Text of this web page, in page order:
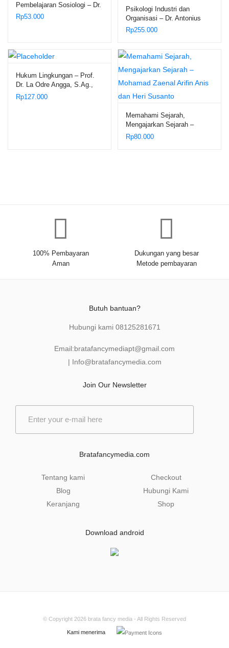
Pembelajaran Sosiologi – Dr.
Erianjoni, M.Si.
Rp53.000
Psikologi Industri dan
Organisasi – Dr. Antonius
Dieben Robinson Manurung,
M.Si.
Rp255.000
Hukum Lingkungan – Prof.
Dr. La Odre Angga, S.Ag.,
S.H., M.Hum.
Rp127.000
Memahami Sejarah,
Mengajarkan Sejarah –
Mohamad Zaenal Arifin Anis
dan Heri Susanto
Rp80.000
100% Pembayaran
Aman
Dukungan yang besar
Metode pembayaran
Butuh bantuan?
Hubungi kami 08125281671
Email:bratafancymediapt@gmail.com
| Info@bratafancymedia .com
Join Our Newsletter
Bratafancymedia.com
Tentang kami
Blog
Keranjang
Checkout
Hubungi Kami
Shop
Download android
Kami menerima
© Copyright 2026 brata fancy media - All Rights Reserved